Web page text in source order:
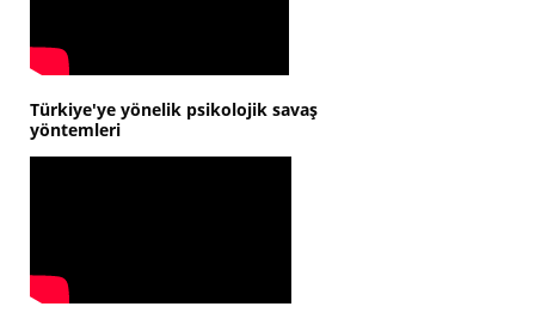
Türkiye'ye yönelik psikolojik savaş
yöntemleri